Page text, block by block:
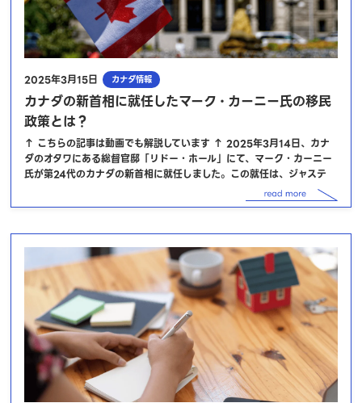
2025年3月15日 カナダ情報
カナダの新首相に就任したマーク・カーニー氏の移民
政策とは？
↑ こちらの記事は動画でも解説しています ↑ 2025年3月14日、カナ
ダのオタワにある総督官邸「リドー・ホール」にて、マーク・カーニー
氏が第24代のカナダの新首相に就任しました。この就任は、ジャステ